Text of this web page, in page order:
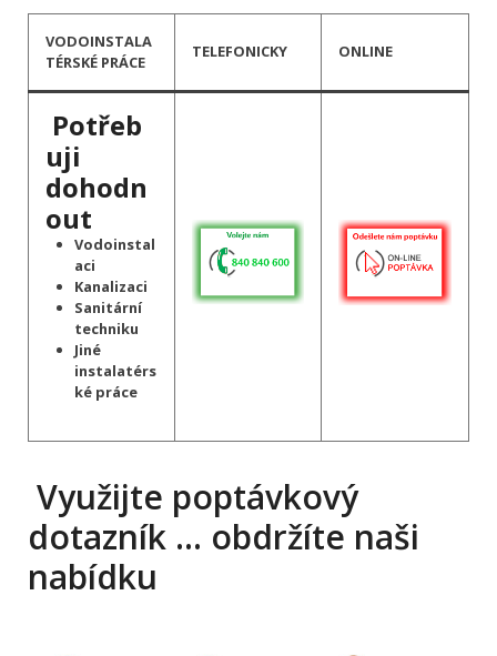
VODOINSTALA
TÉRSKÉ PRÁCE
TELEFONICKY ONLINE
Potřeb
uji
dohodn
out
Vodoinstal
aci
Kanalizaci
Sanitární
techniku
Jiné
instalatérs
ké práce
Využijte poptávkový
dotazník … obdržíte naši
nabídku